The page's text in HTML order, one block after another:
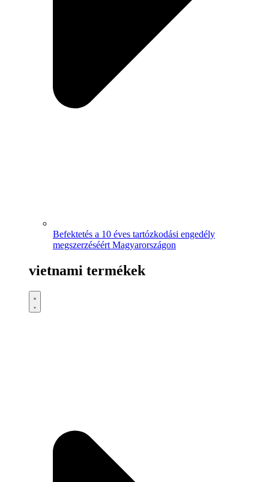
Befektetés a 10 éves tartózkodási engedély
megszerzéséért Magyarországon
vietnami termékek